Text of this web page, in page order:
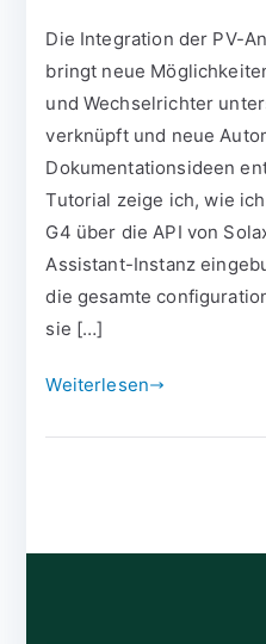
Die Integration der PV-
bringt neue
und Wechselrichter
verknüpft und neue
Dokumentationsideen
Tutorial zeige ich, wie
G4 über die API von
Assistant-Instanz
die gesamte
sie […]
Weiterlesen